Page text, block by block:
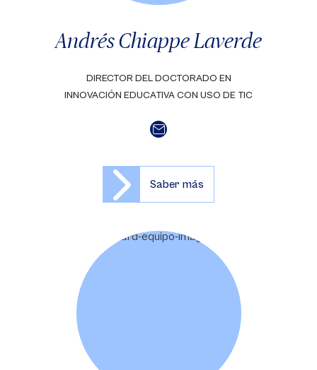
Andrés Chiappe Laverde
DIRECTOR DEL DOCTORADO EN
INNOVACIÓN EDUCATIVA CON USO DE TIC
Saber más